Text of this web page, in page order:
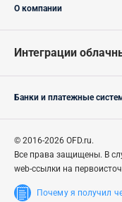
О компании
Интеграции
Банки и платежные
© 2016-2026 OFD.ru.
Все права защищены. В
web-ссылки на
Почему я получил